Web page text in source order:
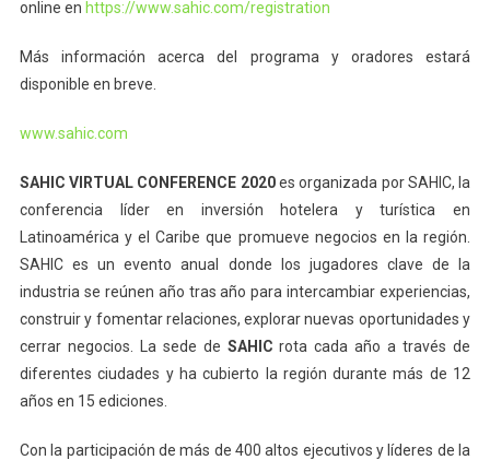
online en https://www.sahic.com/registration
Más información acerca del programa y oradores estará
disponible en breve.
www.sahic.com
SAHIC VIRTUAL CONFERENCE 2020es organizada por SAHIC, la
conferencia líder en inversión hotelera y turística en
Latinoamérica y el Caribe que promueve negocios en la región.
SAHIC es un evento anual donde los jugadores clave de la
industria se reúnen año tras año para intercambiar experiencias,
construir y fomentar relaciones, explorar nuevas oportunidades y
cerrar negocios. La sede de SAHIC rota cada año a través de
diferentes ciudades y ha cubierto la región durante más de 12
años en 15 ediciones.
Con la participación de más de 400 altos ejecutivos y líderes de la